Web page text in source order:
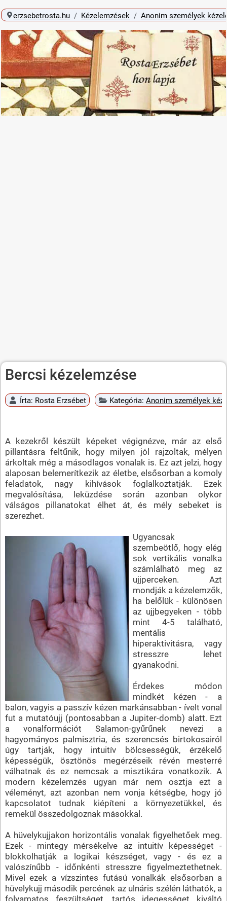
erzsebetrosta.hu Kézelemzések Anonim személyek
Bercsi kézelemzése
Írta: Rosta Erzsébet Kategória:Anonim személyek
A kezekről készült képeket végignézve, már az első
pillantásra feltűnik, hogy milyen jól rajzoltak, mélyen
árkoltak még a másodlagos vonalak is. Ez azt jelzi, hogy
alaposan belemerítkezik az életbe, elsősorban a komoly
feladatok, nagy kihívások foglalkoztatják. Ezek
megvalósítása, leküzdése során azonban olykor
válságos pillanatokat élhet át, és mély sebeket is
szerezhet.
Ugyancsak
szembeötlő, hogy elég
sok vertikális vonalka
számlálható meg az
ujjperceken. Azt
mondják a kézelemzők,
ha belőlük - különösen
az ujjbegyeken - több
mint 4-5 található,
mentális
hiperaktivitásra, vagy
stresszre lehet
gyanakodni.
Érdekes módon
mindkét kézen - a
balon, vagyis a passzív kézen markánsabban - ívelt vonal
fut a mutatóujj (pontosabban a Jupiter-domb) alatt. Ezt
a vonalformációt Salamon-gyűrűnek nevezi a
hagyományos palmisztria, és szerencsés birtokosairól
úgy tartják, hogy intuitív bölcsességük, érzékelő
képességük, ösztönös megérzéseik révén mesterré
válhatnak és ez nemcsak a misztikára vonatkozik. A
modern kézelemzés ugyan már nem osztja ezt a
véleményt, azt azonban nem vonja kétségbe, hogy jó
kapcsolatot tudnak kiépíteni a környezetükkel, és
remekül összedolgoznak másokkal.
A hüvelykujjakon horizontális vonalak figyelhetőek meg.
Ezek - mintegy mérsékelve az intuitív képességet -
blokkolhatják a logikai készséget, vagy - és ez a
valószínűbb - időnkénti stresszre figyelmeztethetnek.
Mivel ezek a vízszintes futású vonalkák elsősorban a
hüvelykujj második percének az ulnáris szélén láthatók, a
folyamatos feszültséget, tartós idegességet kiváltó